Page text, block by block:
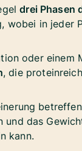
drei Phasen
wobei in jeder
oder einem
, die
das
kann.